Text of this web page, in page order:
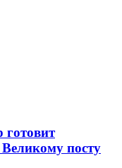
готовит
посту